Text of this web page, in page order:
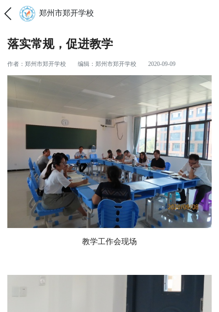
郑州市郑开学校
落实常规，促进教学
作者：郑州市郑开学校 编辑：郑州市郑开学校 2020-09-09
教学工作会现场